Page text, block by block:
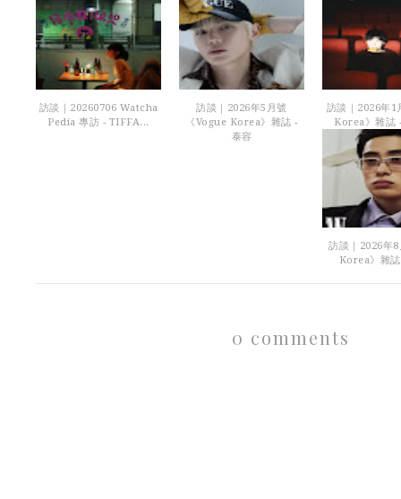
訪談｜20260706 Watcha
Pedia 專訪 - TIFFA...
訪談｜2026年5月號
《Vogue Korea》雜誌 -
泰容
訪談｜2026年1
Korea》雜誌
訪談｜2026年
Korea》雜
0 comments